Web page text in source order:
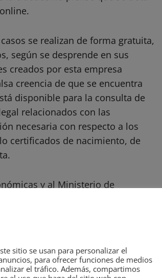
se realizan de forma gratuita,
según se desprende en sus
creados por esta empresa
creencia de que se encuentra
disponible para la consulta de
relacionados con las
necesaria con respecto a los
certificados de nacimiento, de
y al Ministerio de
sancionador ante la
Al respecto, la
una nota indicando que los
organismo oficial./ «Somos un
con total
pública. Usted podrá realizar
sitio se usan para personalizar el
para ofrecer funciones de medios
el tráfico. Además, compartimos